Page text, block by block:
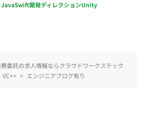
Swift開発ディレクションUnity
委託の求人情報ならクラウドワークステック
VC++ > エンジニアブログ有り